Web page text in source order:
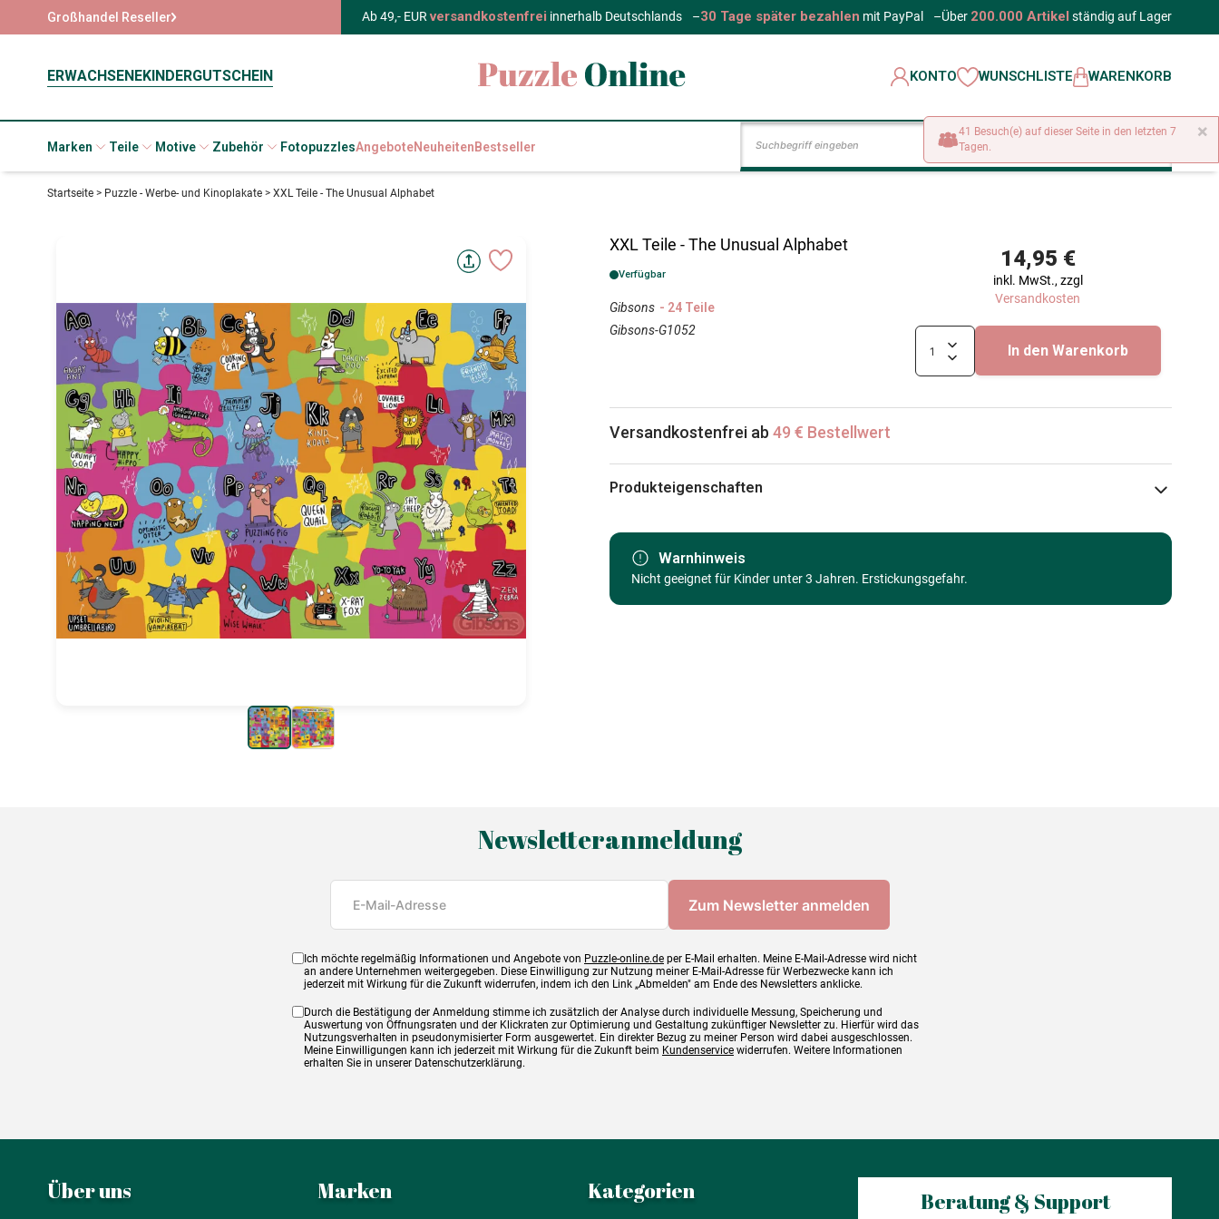
Großhandel Reseller Ab 49,- EURversandkostenfrei innerhalb Deutschlands –30 Tage später bezahlen mit PayPal –Über 200.000 Artikel ständig auf Lager
ERWACHSENEKINDERGUTSCHEIN KONTO WUNSCHLISTE WARENKORB
Marken Teile Motive Zubehör FotopuzzlesAngeboteNeuheitenBestseller
Startseite > Puzzle - Werbe- und Kinoplakate > XXL Teile - The Unusual Alphabet
XXL Teile - The Unusual Alphabet
Verfügbar
Gibsons - 24 Teile
Gibsons-G1052
14,95 €
inkl. MwSt., zzgl
Versandkosten
In den Warenkorb
Versandkostenfrei ab 49 € Bestellwert
Produkteigenschaften
Kategorie
ab 4 Jahre (21 bis 30 Teile)
Warnhinweis
Nicht geeignet für Kinder unter 3 Jahren. Erstickungsgefahr.
Newsletteranmeldung
Ich möchte regelmäßig Informationen und Angebote von Puzzle-online.de per E-Mail erhalten. Meine E-Mail-Adresse wird nicht
an andere Unternehmen weitergegeben. Diese Einwilligung zur Nutzung meiner E-Mail-Adresse für Werbezwecke kann ich
jederzeit mit Wirkung für die Zukunft widerrufen, indem ich den Link „Abmelden" am Ende des Newsletters anklicke.
Durch die Bestätigung der Anmeldung stimme ich zusätzlich der Analyse durch individuelle Messung, Speicherung und
Auswertung von Öffnungsraten und der Klickraten zur Optimierung und Gestaltung zukünftiger Newsletter zu. Hierfür wird das
Nutzungsverhalten in pseudonymisierter Form ausgewertet. Ein direkter Bezug zu meiner Person wird dabei ausgeschlossen.
Meine Einwilligungen kann ich jederzeit mit Wirkung für die Zukunft beim Kundenservice widerrufen. Weitere Informationen
erhalten Sie in unserer Datenschutzerklärung.
Über uns Marken Kategorien Beratung & Support
×
41 Besuch(e) auf dieser Seite in den letzten 7
Tagen.